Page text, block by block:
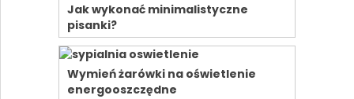
Jak wykonać minimalistyczne
pisanki?
Wymień żarówki na oświetlenie
energooszczędne